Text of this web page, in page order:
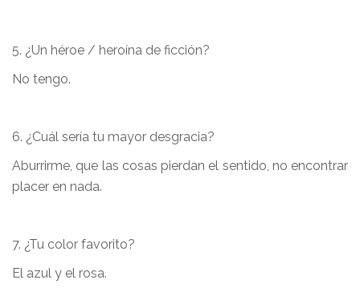
5. ¿Un héroe / heroína de ficción?
No tengo.
6. ¿Cuál sería tu mayor desgracia?
Aburrirme, que las cosas pierdan el sentido, no encontrar
placer en nada.
7. ¿Tu color favorito?
El azul y el rosa.